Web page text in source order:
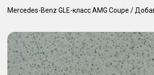
Mercedes-Benz GLE-класс AMG Coupe /